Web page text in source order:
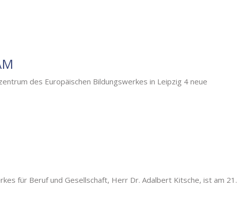
des Europäischen Bildungswerkes in Leipzig 4 neue
für Beruf und Gesellschaft, Herr Dr. Adalbert Kitsche, ist am 21.